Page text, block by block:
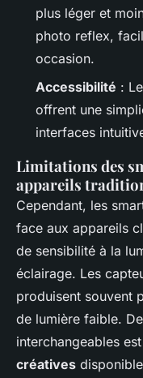
plus léger et
photo reflex,
occasion.
Accessibilité :
offrent une
interfaces
Limitations des
appareils
Cependant, les
face aux appareils
de sensibilité à la
éclairage. Les
produisent souvent
de lumière faible.
interchangeables
créatives